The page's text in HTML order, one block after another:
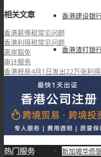
香港建设银
香港渣打银
香港大新银行
华侨永亨银
新加坡华侨
相关文章
香港薪俸税常见问题
香港利得税常见问题
离岸豁免
审计服务
香港税局4月1日发出22万张利
热门服务